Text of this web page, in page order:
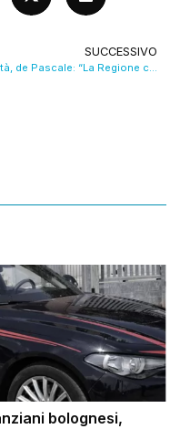
bolognesi,
SUCCESSIVO
Sanità, de Pascale: “La Regione continuerà a investire”. VIDEO